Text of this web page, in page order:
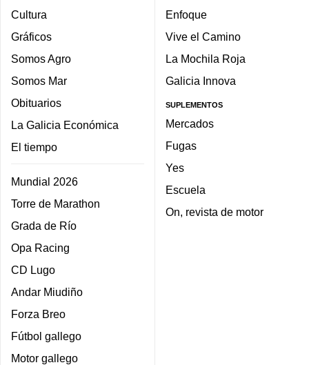
Cultura
Gráficos
Somos Agro
Somos Mar
Obituarios
La Galicia Económica
El tiempo
Mundial 2026
Torre de Marathon
Grada de Río
Opa Racing
CD Lugo
Andar Miudiño
Forza Breo
Fútbol gallego
Motor gallego
Enfoque
Vive el Camino
La Mochila Roja
Galicia Innova
SUPLEMENTOS
Mercados
Fugas
Yes
Escuela
On, revista de motor